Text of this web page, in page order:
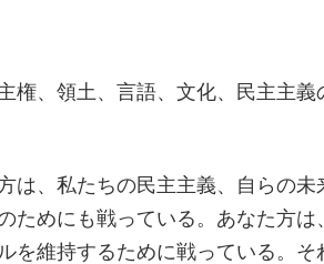
権、領土、言語、文化、民主主義
は、私たちの民主主義、自らの未
ためにも戦っている。あなた方は、
を維持するために戦っている。そ